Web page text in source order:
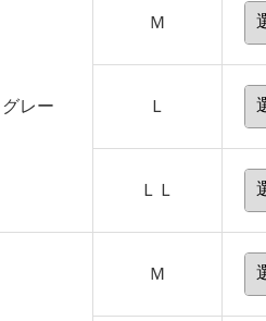
グレー
Ｍ
Ｌ
ＬＬ
Ｍ